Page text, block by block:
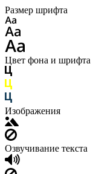
Размер шрифта
Цвет фона и шрифта
Изображения
Озвучивание текста